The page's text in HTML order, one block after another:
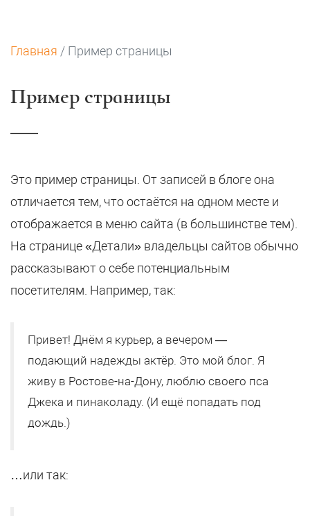
Главная / Пример страницы
Пример страницы
Это пример страницы. От записей в блоге она
отличается тем, что остаётся на одном месте и
отображается в меню сайта (в большинстве тем).
На странице «Детали» владельцы сайтов обычно
рассказывают о себе потенциальным
посетителям. Например, так:
Привет! Днём я курьер, а вечером —
подающий надежды актёр. Это мой блог. Я
живу в Ростове-на-Дону, люблю своего пса
Джека и пинаколаду. (И ещё попадать под
дождь.)
…или так: